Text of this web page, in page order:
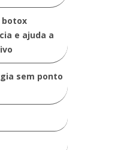
e ajuda a